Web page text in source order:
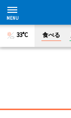
33°C 食べる